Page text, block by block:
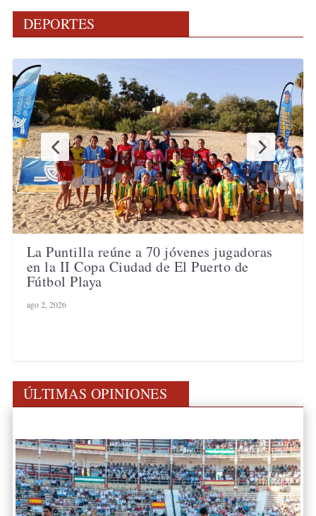
DEPORTES
La Puntilla reúne a 70 jóvenes jugadoras
en la II Copa Ciudad de El Puerto de
Fútbol Playa
ago 2, 2026
ÚLTIMAS OPINIONES